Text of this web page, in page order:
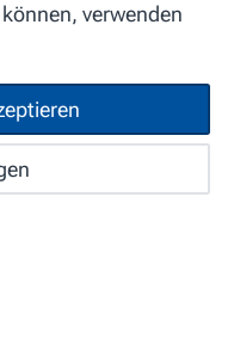
EFZ
verwenden